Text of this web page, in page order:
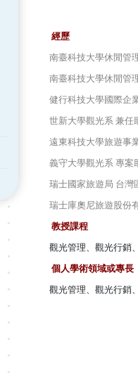
經歷
南臺科技大學休閒管
南臺科技大學休閒管
健行科技大學國際企
世新大學觀光系 兼任
遠東科技大學旅遊事
義守大學觀光系 專案
瑞士國家旅遊局 台灣
瑞士庫奧尼旅遊股份
教授課程
觀光管理、 觀光行銷、
個人學術領域或專長
觀光管理、 觀光行銷、